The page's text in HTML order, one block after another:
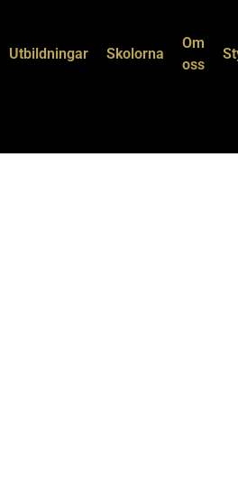
Utbildningar Skolorna
Om
oss